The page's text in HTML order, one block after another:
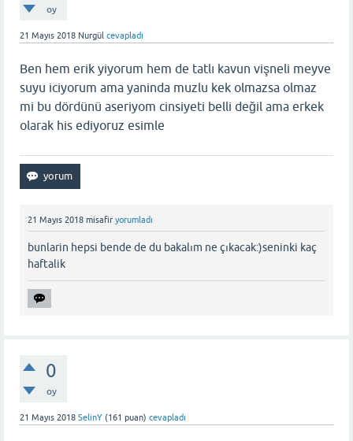
oy
21 Mayıs 2018 Nurgül cevapladı
Ben hem erik yiyorum hem de tatlı kavun vişneli meyve
suyu iciyorum ama yaninda muzlu kek olmazsa olmaz
mi bu dördünü aseriyom cinsiyeti belli değil ama erkek
olarak his ediyoruz esimle
21 Mayıs 2018 misafir yorumladı
bunlarin hepsi bende de du bakalım ne çıkacak:)seninki kaç
haftalik
0
oy
21 Mayıs 2018 SelinY (161 puan) cevapladı